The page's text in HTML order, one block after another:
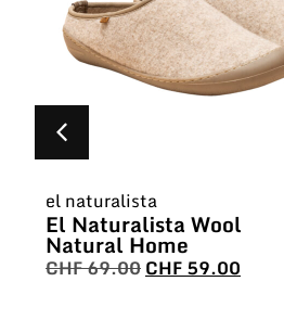
el naturalista
El Naturalista Wool
Natural Home
CHF69.00CHF59.00